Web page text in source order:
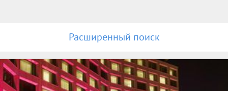
Расширенный поиск